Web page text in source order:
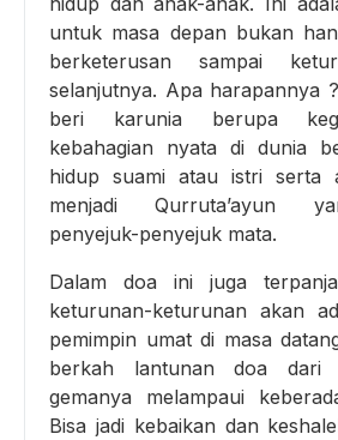
untuk masa depan bukan
berketerusan sampai
selanjutnya. Apa harapannya
beri karunia berupa
kebahagian nyata di dunia
hidup suami atau istri serta
menjadi Qurruta’ayun
penyejuk-penyejuk mata.
Dalam doa ini juga
keturunan-keturunan akan
pemimpin umat di masa
berkah lantunan doa dari
gemanya melampaui
Bisa jadi kebaikan dan